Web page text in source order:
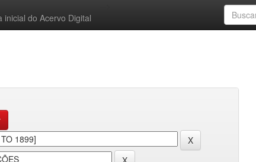
inicial do Acervo Digital